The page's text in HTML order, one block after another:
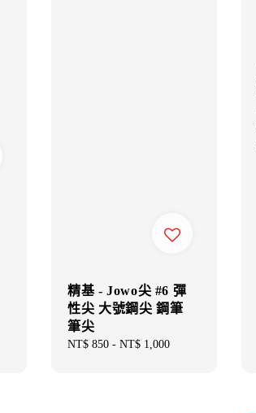
精基 - Jowo尖 #6 彈
性尖 大號鋼尖 鋼筆
筆尖
Regular
NT$ 850 -NT$ 1,000